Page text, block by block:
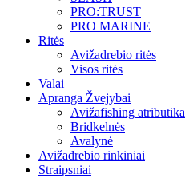
PRO:TRUST
PRO MARINE
Ritės
Avižadrebio ritės
Visos ritės
Valai
Apranga Žvejybai
Avižafishing atributika
Bridkelnės
Avalynė
Avižadrebio rinkiniai
Straipsniai